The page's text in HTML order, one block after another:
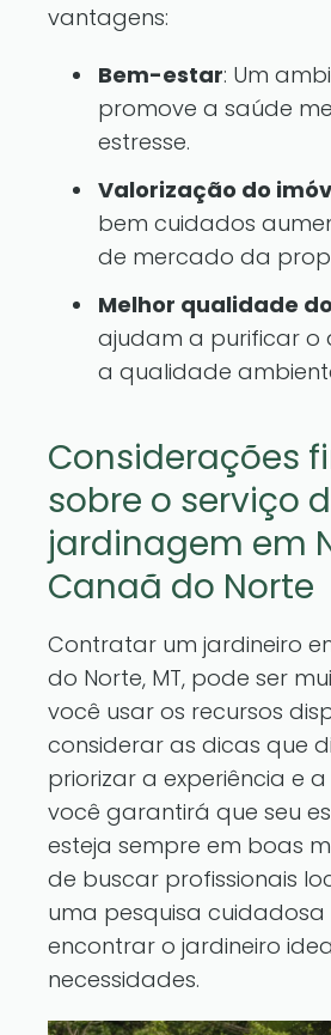
vantagens:
Bem-estar: Um
promove a saúde
estresse.
Valorização do
bem cuidados
de mercado da
Melhor qualidade
ajudam a purificar o
a qualidade
Considerações
sobre o serviço
jardinagem em
Canaã do Norte
Contratar um jardineiro
do Norte, MT, pode ser
você usar os recursos
considerar as dicas que
priorizar a experiência e
você garantirá que seu
esteja sempre em boas
de buscar profissionais
uma pesquisa
encontrar o jardineiro
necessidades.